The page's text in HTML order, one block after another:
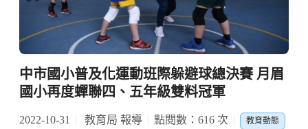
中市國小普及化運動班際躲避球總決賽 月眉
國小再度蟬聯四、五年級雙料冠軍
2022-10-31 教育局 報導 點閱數：616 次 教育動態